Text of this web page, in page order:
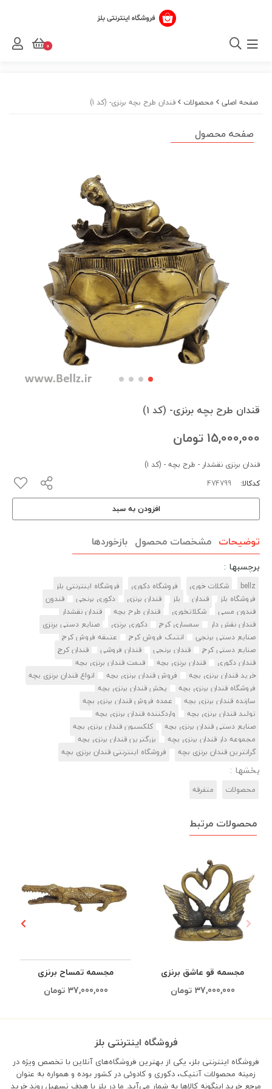
صفحه اصلی محصولات قندان طرح بچه برنزی- (کد ۱)
صفحه محصول
قندان طرح بچه برنزی- (کد ۱)
15,000,000 تومان
قندان برنزی نقشدار - طرح بچه - (کد ۱)
کدکالا:
افزودن به سبد
توضیحات مشخصات محصول بازخوردها
برچسبها :
bellz شکلات خوری فروشگاه دکوری
فروشگاه اینترنتی بلز
فروشگاه بلز
قندان بلز قندان برنزی دکوری برنجی
قندون
قندون مسی
شکلاتخوری قندان طرح بچه
قندان نقشدار
قندان نقش دار
سمساری کرج دکوری برنزی
صنایع دستی برنزی
صنایع دستی برنجی
انتیک فروش کرج
عتیقه فروش کرج
صنایع دستی کرج
قندان برنجی قندان فروشی
قندان کرج
قندان دکوری
قندان برنزی بچه
قیمت قندان برنزی بچه
خرید قندان برنزی بچه
فروش قندان برنزی بچه
انواع قندان برنزی بچه
فروشگاه قندان برنزی بچه
پخش قندان برنزی بچه
سازنده قندان برنزی بچه
عمده فروش قندان برنزی بچه
تولید قندان برنزی بچه
واردکننده قندان برنزی بچه
صنایع دستی قندان برنزی بچه
کلکسیون قندان برنزی بچه
مجموعه دار قندان برنزی بچه
بزرگترین قندان برنزی بچه
گرانترین قندان برنزی بچه
فروشگاه اینترنتی قندان برنزی بچه
بخشها :
محصولات متفرقه
محصولات مرتبط
مجسمه قو عاشق برنزی
37,000,000 تومان
مجسمه تمساح برنزی
37,000,000 تومان
فروشگاه اینترنتی بلز
فروشگاه اینترنتی بلز، یکی از بهترین فروشگاه‌های آنلاین با تخصص ویژه در
زمینه محصولات آنتیک، دکوری و کادوئی در کشور بوده و همواره به عنوان
مرجع خرید اینگونه کالاها به شمار می‌آید. ما در بلز با هدف تسهیل روند خرید
0